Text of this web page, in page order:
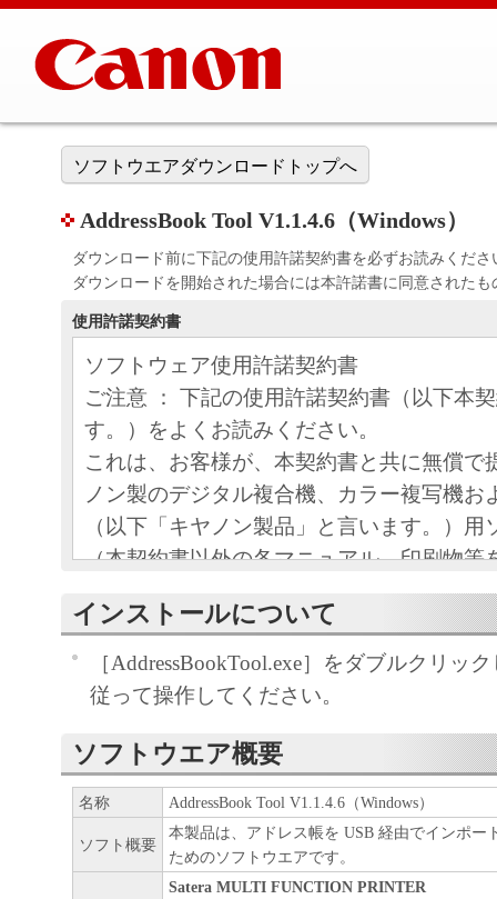
ソフトウエアダウンロードトップへ
AddressBook Tool V1.1.4.6（Windows）
ダウンロード前に下記の使用許諾契約書を必ずお読みくださ
ダウンロードを開始された場合には本許諾書に同意された
使用許諾契約書
ソフトウェア使用許諾契約書
ご注意 ： 下記の使用許諾契約書（以下本
す。）をよくお読みください。
これは、お客様が、本契約書と共に無償で
ノン製のデジタル複合機、カラー複写機お
（以下「キヤノン製品」と言います。）用
（本契約書以外の各マニュアル、印刷物等
以下「本ソフトウェア」と言います。）を
めの、お客様とキヤノン株式会社（以下キ
す。）との間の契約書です。
お客様は、『同意』を示す下記のボタンを
をもって、本契約書に同意したことになり
お客様が本契約書に同意できない場合、「
ア」を使用することはできません。
１．許諾
(1) キヤノンは、お客様が「キヤノン製品
インストールについて
［AddressBookTool.exe］をダブルクリッ
従って操作してください。
ソフトウエア概要
名称 AddressBook Tool V1.1.4.6（Windows）
ソフト概要
本製品は、アドレス帳を USB 経由でインポー
ためのソフトウエアです。
Satera MULTI FUNCTION PRINTER